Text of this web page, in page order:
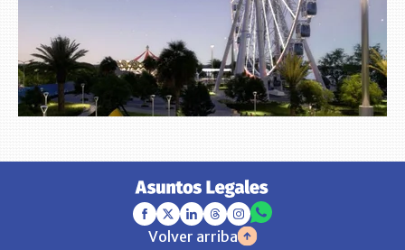
Volver arriba